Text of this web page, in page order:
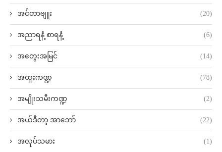
အင်တာဗျူး (20)
အညာရနံ့ စာရနံ့ (6)
အတွေးအမြင် (14)
အထူးကဏ္ဍ (78)
အမျိုးသမီးကဏ္ဍ (2)
အယ်ဒီတာ့ အာဘော် (22)
အလုပ်သမား (1)